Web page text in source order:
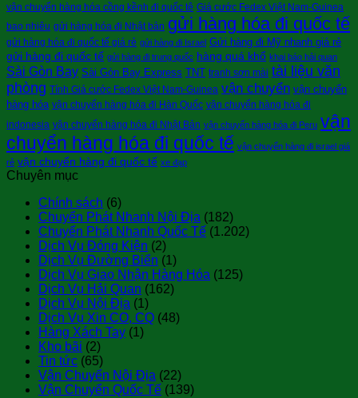
vận chuyển hàng hóa cồng kềnh đi quốc tê Giá cước Fedex Việt Nam-Guinea
bao nhiêu gửi hàng hóa đi Nhật bản gửi hàng hóa đi quốc tế
gửi hàng hóa đi quốc tế giá rẻ gửi hàng đi Israel Gửi hàng đi Mỹ nhanh giá rẻ
gửi hàng đi quốc tế gửi hàng đi trung quốc hàng quá khổ khai báo hải quan
Sài Gòn Bay Sài Gòn Bay Express TNT tranh sơn mài tài liệu văn
phòng Tính Giá cước Fedex Việt Nam-Guinea vận chuyển vận chuyển
hàng hóa vận chuyển hàng hóa đi Hàn Quốc vận chuyển hàng hóa đi
indonesia vận chuyển hàng hóa đi Nhật Bản vận chuyển hàng hóa đi Peru vận
chuyển hàng hóa đi quốc tế vận chuyển hàng đi israel giá
rẻ vận chuyển hàng đi quốc tế xe đạp
Chuyên mục
Chính sách (6)
Chuyển Phát Nhanh Nội Địa (182)
Chuyển Phát Nhanh Quốc Tế (1.202)
Dịch Vụ Đóng Kiện (2)
Dịch Vụ Đường Biển (1)
Dịch Vụ Giao Nhận Hàng Hóa (125)
Dịch Vụ Hải Quan (162)
Dịch Vụ Nội Địa (1)
Dịch Vụ Xin CO, CQ (48)
Hàng Xách Tay (1)
Kho bãi (2)
Tin tức (65)
Vận Chuyển Nội Địa (22)
Vận Chuyển Quốc Tế (139)